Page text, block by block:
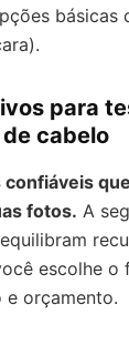
básicas
para
cabelo
fotos. A
escolhe o
e orçamento.